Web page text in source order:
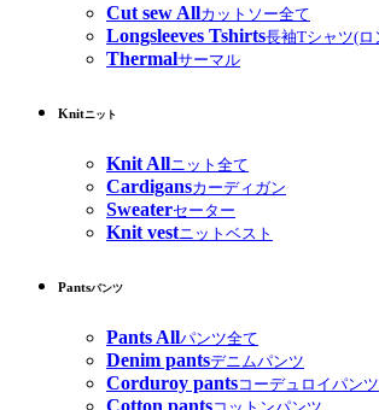
Cut sew Allカットソー全て
Longsleeves Tshirts長袖Tシャツ(ロ
Thermalサーマル
Knitニット
Knit Allニット全て
Cardigansカーディガン
Sweaterセーター
Knit vestニットベスト
Pantsパンツ
Pants Allパンツ全て
Denim pantsデニムパンツ
Corduroy pantsコーデュロイパンツ
Cotton pants